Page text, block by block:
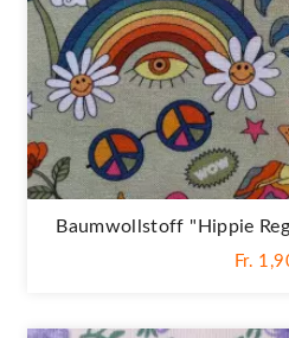
Baumwollstoff "Hippie
Fr.